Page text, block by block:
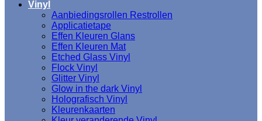
Vinyl
Aanbiedingsrollen Restrollen
Applicatietape
Effen Kleuren Glans
Effen Kleuren Mat
Etched Glass Vinyl
Flock Vinyl
Glitter Vinyl
Glow in the dark Vinyl
Holografisch Vinyl
Kleurenkaarten